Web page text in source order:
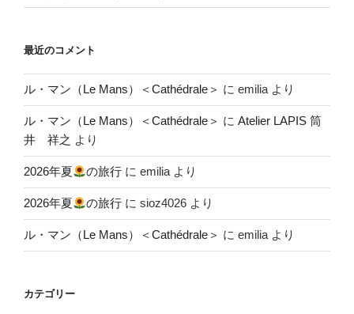
最近のコメント
ル・マン（Le Mans）＜Cathédrale＞ に emilia より
ル・マン（Le Mans）＜Cathédrale＞ に Atelier LAPIS 筒
井 祥之 より
2026年夏 の旅行 にemilia より
2026年夏 の旅行 にsioz4026 より
ル・マン（Le Mans）＜Cathédrale＞ に emilia より
カテゴリー